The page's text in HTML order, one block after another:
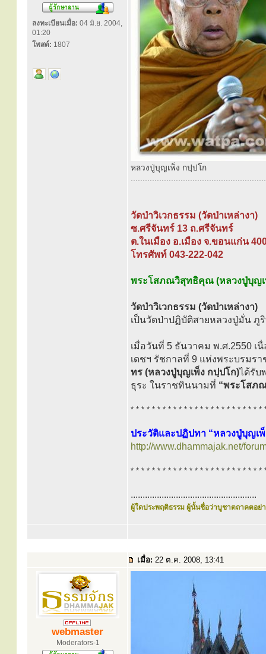
ลงทะเบียนเมื่อ: 04 มิ.ย. 2004,
01:20
โพสต์: 1807
หลวงปู่บุญเพ็ง กปฺปโก
วัดป่าวิเวกธรรม (วัดป่าเหล่างา)
ซ.ศรีจันทร์ 13 ถ.ศรีจันทร์
ต.ในเมือง อ.เมือง จ.ขอนแก่น
โทรศัพท์ 043-222-042
พระโสภณวิสุทธิคุณ (หลวงปู่บุญเ
วัดป่าวิเวกธรรม (วัดป่าเหล่างา)
เป็นวัดป่าปฏิบัติสายหลวงปู่มั่น ภู
เมื่อวันที่ 5 ธันวาคม พ.ศ.2550 เ
เดชฯ รัชกาลที่ 9 แห่งพระบรมร
ทร (หลวงปู่บุญเพ็ง กปฺปโก)ได้รับ
ธุระ ในราชทินนามที่ “พระโสภ
* * * * * * * * * * * * * * * * * * * * * * * * *
ประวัติและปฏิปทา “หลวงปู่บุญเ
http://www.dhammajak.net/
* * * * * * * * * * * * * * * * * * * * * * * * *
.....................................................
ผู้ใดประพฤติธรรม ผู้นั้นชื่อว่าบูชาตถาคตอย่า
เมื่อ: 22 ต.ค. 2008, 13:41
webmaster
Moderators-1